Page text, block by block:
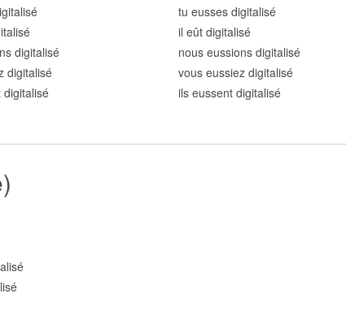
é
é
digitalisé
digitalisé
digitalisé
tu eusses digitalisé
il eût digitalisé
nous eussions digitalisé
vous eussiez digitalisé
ils eussent digitalisé
é
é